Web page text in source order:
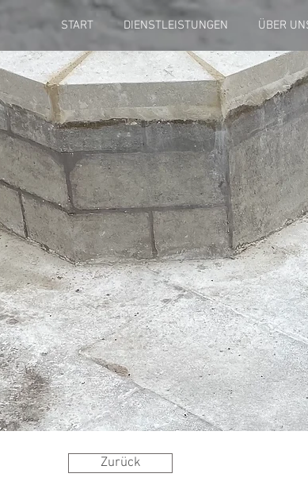
START DIENSTLEISTUNGEN ÜBER
Zurück